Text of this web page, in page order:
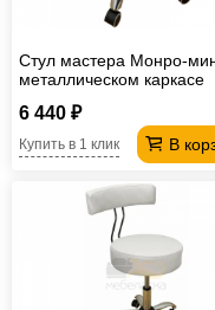
Стул мастера Монро-
металлическом каркасе
6 440 ₽
В
Купить в 1 клик